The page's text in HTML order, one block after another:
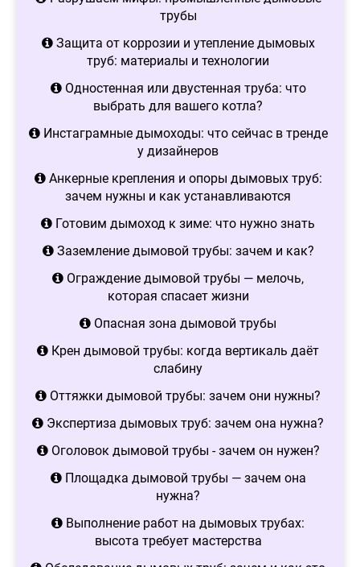
трубы
Защита от коррозии и утепление дымовых
труб: материалы и технологии
Одностенная или двустенная труба: что
выбрать для вашего котла?
Инстаграмные дымоходы: что сейчас в тренде
у дизайнеров
Анкерные крепления и опоры дымовых труб:
зачем нужны и как устанавливаются
Готовим дымоход к зиме: что нужно знать
Заземление дымовой трубы: зачем и как?
Ограждение дымовой трубы — мелочь,
которая спасает жизни
Опасная зона дымовой трубы
Крен дымовой трубы: когда вертикаль даёт
слабину
Оттяжки дымовой трубы: зачем они нужны?
Экспертиза дымовых труб: зачем она нужна?
Оголовок дымовой трубы - зачем он нужен?
Площадка дымовой трубы — зачем она
нужна?
Выполнение работ на дымовых трубах:
высота требует мастерства